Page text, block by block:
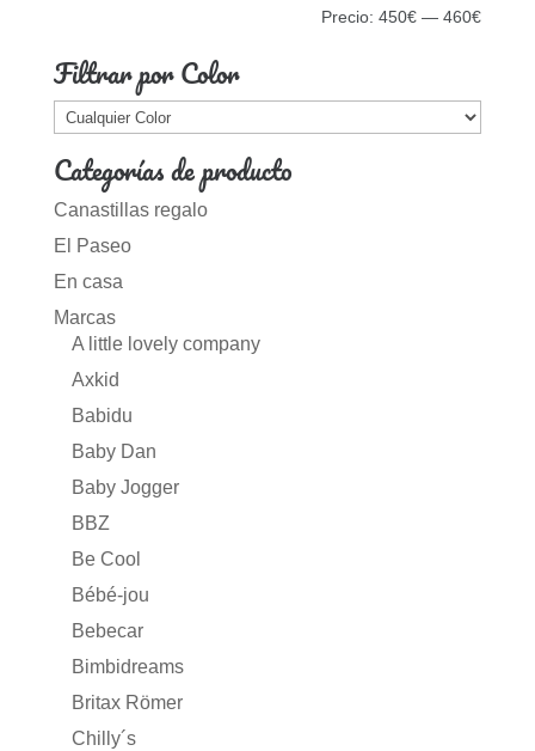
Precio:450€ —460€
Filtrar por Color
Categorías de producto
Canastillas regalo
El Paseo
En casa
Marcas
A little lovely company
Axkid
Babidu
Baby Dan
Baby Jogger
BBZ
Be Cool
Bébé-jou
Bebecar
Bimbidreams
Britax Römer
Chilly´s